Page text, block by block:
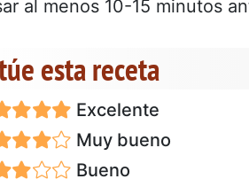
al menos 10-15 minutos
esta receta
Excelente
Muy bueno
Bueno